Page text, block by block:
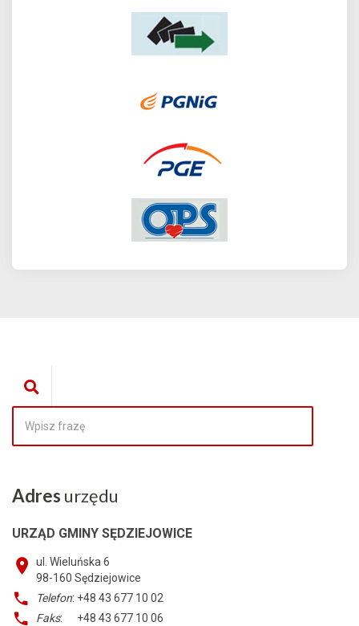
Adres urzędu
URZĄD GMINY SĘDZIEJOWICE
ul. Wieluńska 6
98-160 Sędziejowice
Telefon: +48 43 677 10 02
Faks: +48 43 677 10 06